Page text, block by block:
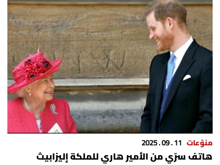
سجالات
صحّة وصحن
الرياضة
منوّعات
حظّك اليوم
للتاريخ
منوّعات 11 . 09 . 2025
هاتف سرّي من الأمير هاري للملكة إليزابيث